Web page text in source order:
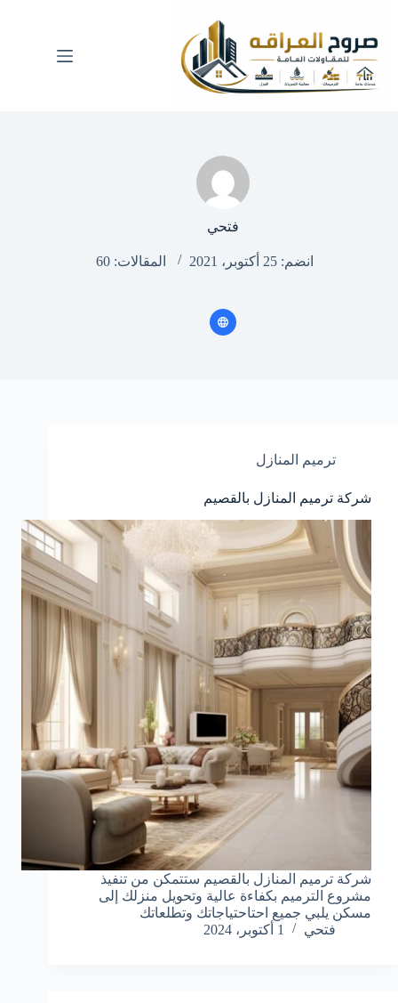
المحتوى
فتحي
انضم: 25 أكتوبر، 2021 المقالات: 60
ترميم المنازل
شركة ترميم المنازل بالقصيم
شركة ترميم المنازل بالقصيم ستتمكن من تنفيذ
مشروع الترميم بكفاءة عالية وتحويل منزلك إلى
مسكن يلبي جميع احتاحتياجاتك وتطلعاتك
فتحي
1 أكتوبر، 2024